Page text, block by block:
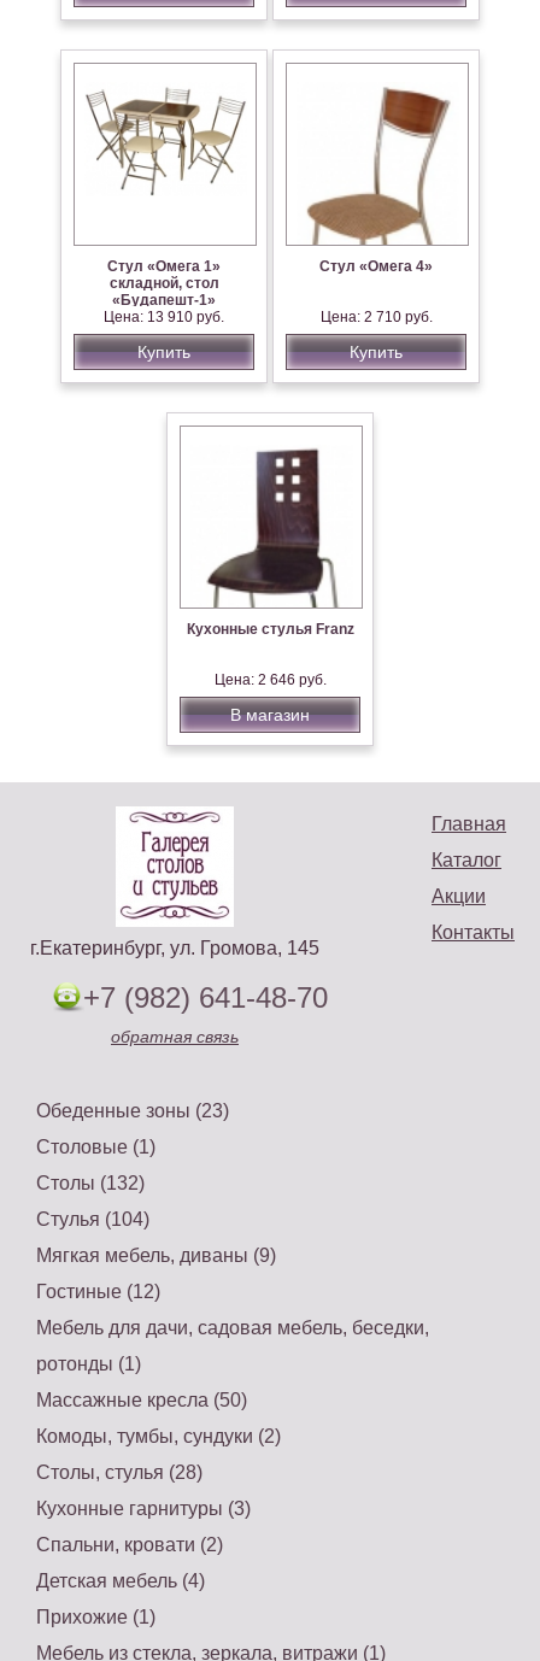
Стул «Омега 1»
складной, стол
«Будапешт-1»
Цена: 13 910 руб.
Купить
Стул «Омега 4»
Цена: 2 710 руб.
Купить
Кухонные стулья Franz
Цена: 2 646 руб.
В магазин
Главная
Каталог
Акции
Контакты
г.Екатеринбург, ул. Громова, 145
+7 (982) 641-48-70
обратная связь
Обеденные зоны (23)
Столовые (1)
Столы (132)
Стулья (104)
Мягкая мебель, диваны (9)
Гостиные (12)
Мебель для дачи, садовая мебель, беседки,
ротонды (1)
Массажные кресла (50)
Комоды, тумбы, сундуки (2)
Столы, стулья (28)
Кухонные гарнитуры (3)
Спальни, кровати (2)
Детская мебель (4)
Прихожие (1)
Мебель из стекла, зеркала, витражи (1)